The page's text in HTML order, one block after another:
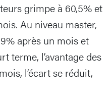
grimpe à 60,5% et
Au niveau master,
après un mois et
terme, l’avantage des
l’écart se réduit,